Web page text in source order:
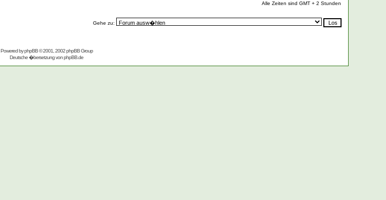
Alle Zeiten sind GMT + 2 Stunden
Gehe zu:
Powered byphpBB© 2001, 2002 phpBB Group
Deutsche �bersetzung vonphpBB.de